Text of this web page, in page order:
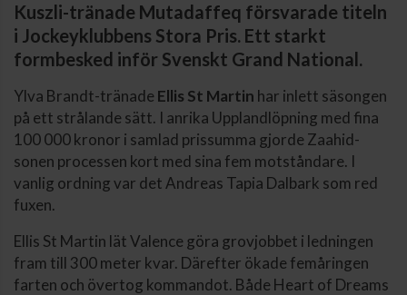
Kuszli-tränade Mutadaffeq försvarade titeln
i Jockeyklubbens Stora Pris. Ett starkt
formbesked inför Svenskt Grand National.
Ylva Brandt-tränade Ellis St Martin har inlett säsongen
på ett strålande sätt. I anrika Upplandlöpning med fina
100 000 kronor i samlad prissumma gjorde Zaahid-
sonen processen kort med sina fem motståndare. I
vanlig ordning var det Andreas Tapia Dalbark som red
fuxen.
Ellis St Martin lät Valence göra grovjobbet i ledningen
fram till 300 meter kvar. Därefter ökade femåringen
farten och övertog kommandot. Både Heart of Dreams